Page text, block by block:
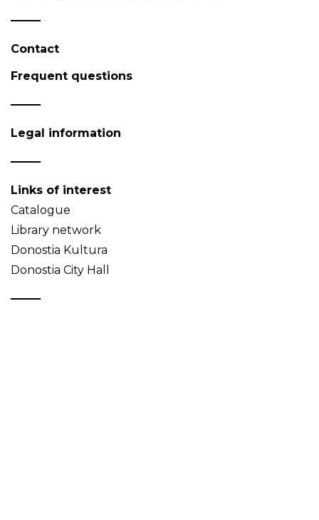
Contact
Frequent questions
Legal information
Links of interest
Catalogue
Library network
Donostia Kultura
Donostia City Hall